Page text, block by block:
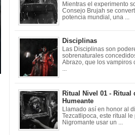
Mientras el experimento
Consejo Brujah se
potencia mundial, una ...
Disciplinas
Las Disciplinas son
sobrenaturales
Abrazo, que los vampiros
Ritual Nivel 01 - Ritual
Humeante
Llamado así en honor al
Tezcatlipoca, este ritual le
Nigromante usar un ...